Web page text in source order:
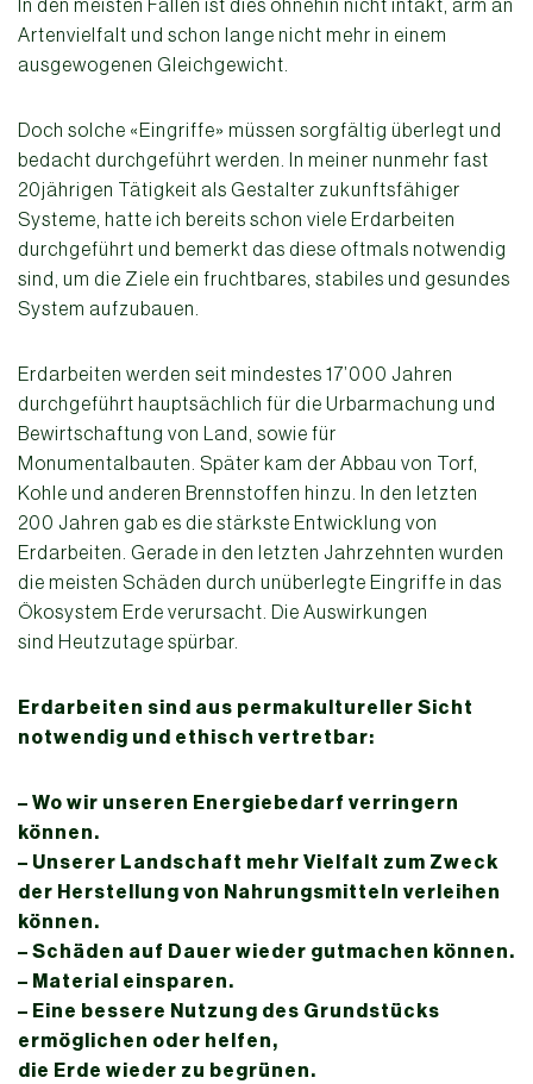
In den meisten Fällen ist dies ohnehin nicht intakt, arm an
Artenvielfalt und schon lange nicht mehr in einem
ausgewogenen Gleichgewicht.
Doch solche «Eingriffe» müssen sorgfältig überlegt und
bedacht durchgeführt werden. In meiner nunmehr fast
20jährigen Tätigkeit als Gestalter zukunftsfähiger
Systeme, hatte ich bereits schon viele Erdarbeiten
durchgeführt und bemerkt das diese oftmals notwendig
sind, um die Ziele ein fruchtbares, stabiles und gesundes
System aufzubauen.
Erdarbeiten werden seit mindestes 17’000 Jahren
durchgeführt hauptsächlich für die Urbarmachung und
Bewirtschaftung von Land, sowie für
Monumentalbauten. Später kam der Abbau von Torf,
Kohle und anderen Brennstoffen hinzu. In den letzten
200 Jahren gab es die stärkste Entwicklung von
Erdarbeiten. Gerade in den letzten Jahrzehnten wurden
die meisten Schäden durch unüberlegte Eingriffe in das
Ökosystem Erde verursacht. Die Auswirkungen
sind Heutzutage spürbar.
Erdarbeiten sind aus permakultureller Sicht
notwendig und ethisch vertretbar:
– Wo wir unseren Energiebedarf verringern
können.
– Unserer Landschaft mehr Vielfalt zum Zweck
der Herstellung von Nahrungsmitteln verleihen
können.
– Schäden auf Dauer wieder gutmachen können.
– Material einsparen.
– Eine bessere Nutzung des Grundstücks
ermöglichen oder helfen,
die Erde wieder zu begrünen.